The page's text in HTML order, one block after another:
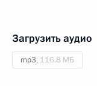
Загрузить аудио
mp3, 116.8 МБ